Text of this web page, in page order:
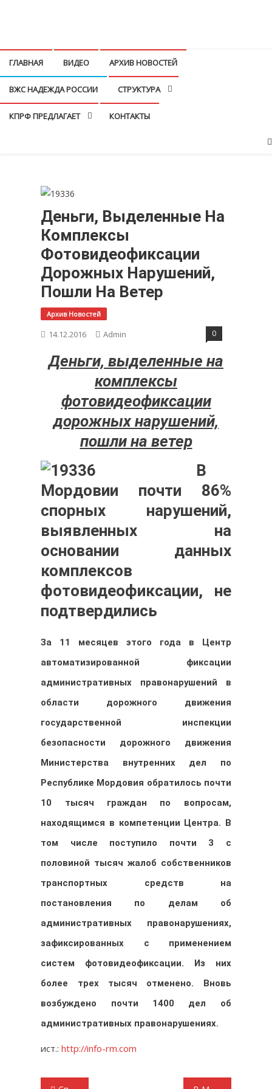
ГЛАВНАЯ ВИДЕО АРХИВ НОВОСТЕЙ
ВЖС НАДЕЖДА РОССИИ СТРУКТУРА
КПРФ ПРЕДЛАГАЕТ КОНТАКТЫ
Деньги, Выделенные На
Комплексы
Фотовидеофиксации
Дорожных Нарушений,
Пошли На Ветер
Архив Новостей
14.12.2016 Admin 0
Деньги, выделенные на
комплексы
фотовидеофиксации
дорожных нарушений,
пошли на ветер
В
Мордовии почти 86%
спорных нарушений,
выявленных на
основании данных
комплексов
фотовидеофиксации, не
подтвердились
За 11 месяцев этого года в Центр
автоматизированной фиксации
административных правонарушений в
области дорожного движения
государственной инспекции
безопасности дорожного движения
Министерства внутренних дел по
Республике Мордовия обратилось почти
10 тысяч граждан по вопросам,
находящимся в компетенции Центра. В
том числе поступило почти 3 с
половиной тысяч жалоб собственников
транспортных средств на
постановления по делам об
административных правонарушениях,
зафиксированных с применением
систем фотовидеофиксации. Из них
более трех тысяч отменено. Вновь
возбуждено почти 1400 дел об
административных правонарушениях.
ист.:http://info-rm.com